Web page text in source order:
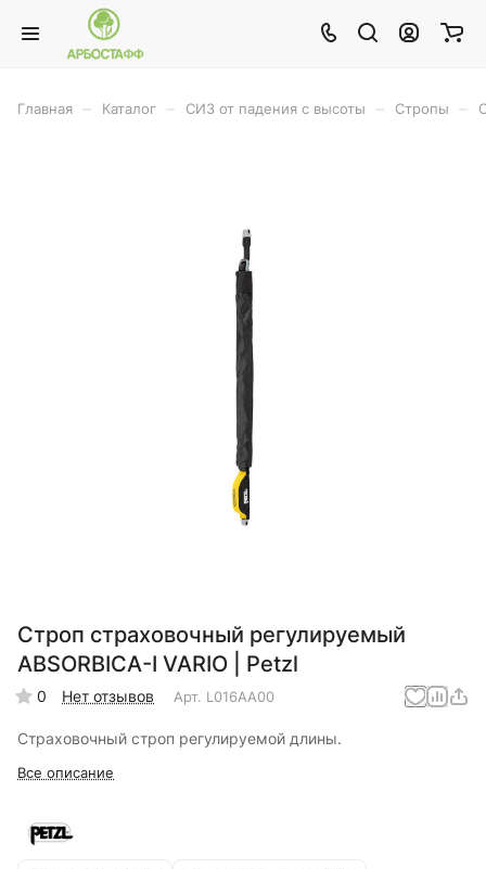
Главная Каталог СИЗ от падения с высоты Стропы
Строп страховочный регулируемый
ABSORBICA-I VARIO | Petzl
0 Нет отзывов Арт. L016AA00
Страховочный строп регулируемой длины.
Все описание